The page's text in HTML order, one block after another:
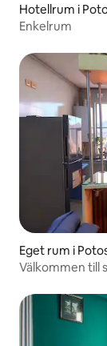
Hotellrum i
Enkelrum
Eget rum i
Välkommen till